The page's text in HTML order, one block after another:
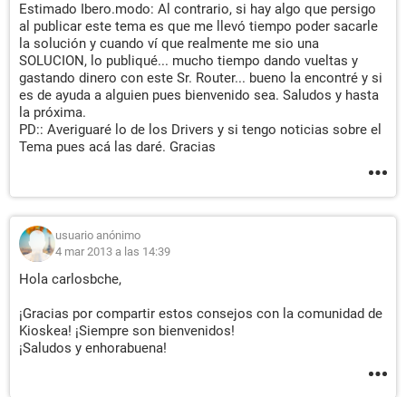
Estimado Ibero.modo: Al contrario, si hay algo que persigo
al publicar este tema es que me llevó tiempo poder sacarle
la solución y cuando ví que realmente me sio una
SOLUCION, lo publiqué... mucho tiempo dando vueltas y
gastando dinero con este Sr. Router... bueno la encontré y si
es de ayuda a alguien pues bienvenido sea. Saludos y hasta
la próxima.
PD:: Averiguaré lo de los Drivers y si tengo noticias sobre el
Tema pues acá las daré. Gracias
usuario anónimo
4 mar 2013 a las 14:39
Hola carlosbche,
¡Gracias por compartir estos consejos con la comunidad de
Kioskea! ¡Siempre son bienvenidos!
¡Saludos y enhorabuena!